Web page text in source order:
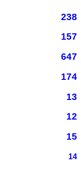
238
157
647
174
13
12
15
14